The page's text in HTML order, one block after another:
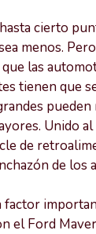
cierto
menos.
las
tienen que
Unido
de
de los
factor
el Ford